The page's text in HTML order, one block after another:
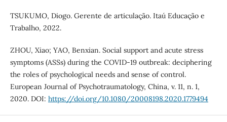
TSUKUMO, Diogo. Gerente de articulação. Itaú Educação e
Trabalho, 2022.
ZHOU, Xiao; YAO, Benxian. Social support and acute stress
symptoms (ASSs) during the COVID-19 outbreak: deciphering
the roles of psychological needs and sense of control.
European Journal of Psychotraumatology, China, v. 11, n. 1,
2020. DOI: https://doi.org/10.1080/20008198.2020.1779494